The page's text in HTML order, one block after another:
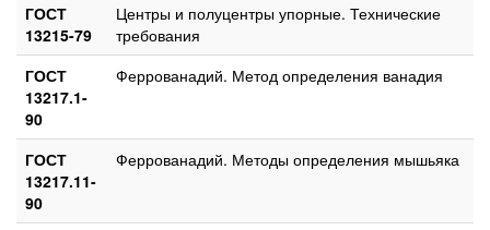
ГОСТ
13215-79
Центры и полуцентры упорные. Технические
требования
ГОСТ
13217.1-
90
Феррованадий. Метод определения ванадия
ГОСТ
13217.11-
90
Феррованадий. Методы определения мышьяка